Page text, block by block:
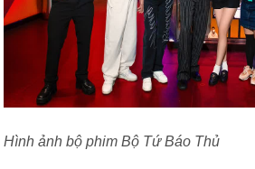
Hình ảnh bộ phim Bộ Tứ Báo Thủ